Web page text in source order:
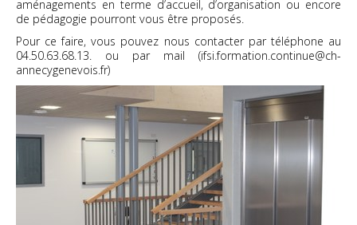
aménagements en terme d’accueil, d’organisation ou encore
de pédagogie pourront vous être proposés.
Pour ce faire, vous pouvez nous contacter par téléphone au
04.50.63.68.13. ou par mail (ifsi.formation.continue@ch-
annecygenevois.fr)